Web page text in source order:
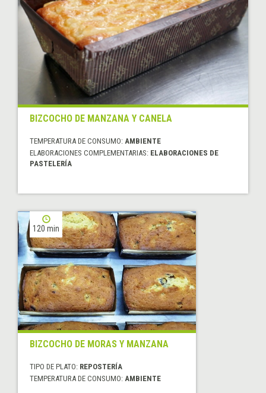
BIZCOCHO DE MANZANA Y CANELA
TEMPERATURA DE CONSUMO: AMBIENTE
ELABORACIONES COMPLEMENTARIAS: ELABORACIONES DE
PASTELERÍA
120 min
BIZCOCHO DE MORAS Y MANZANA
TIPO DE PLATO: REPOSTERÍA
TEMPERATURA DE CONSUMO: AMBIENTE